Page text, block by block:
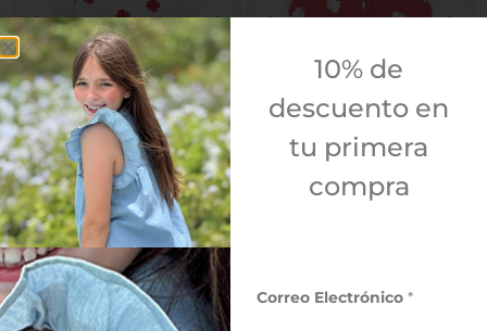
REBAJA
BODY DE TRÉBOLES
ROSADOS
+ SHORT DE TRÉBOLES
10% de
descuento en
tu primera
compra
o
Correo Electrónico *